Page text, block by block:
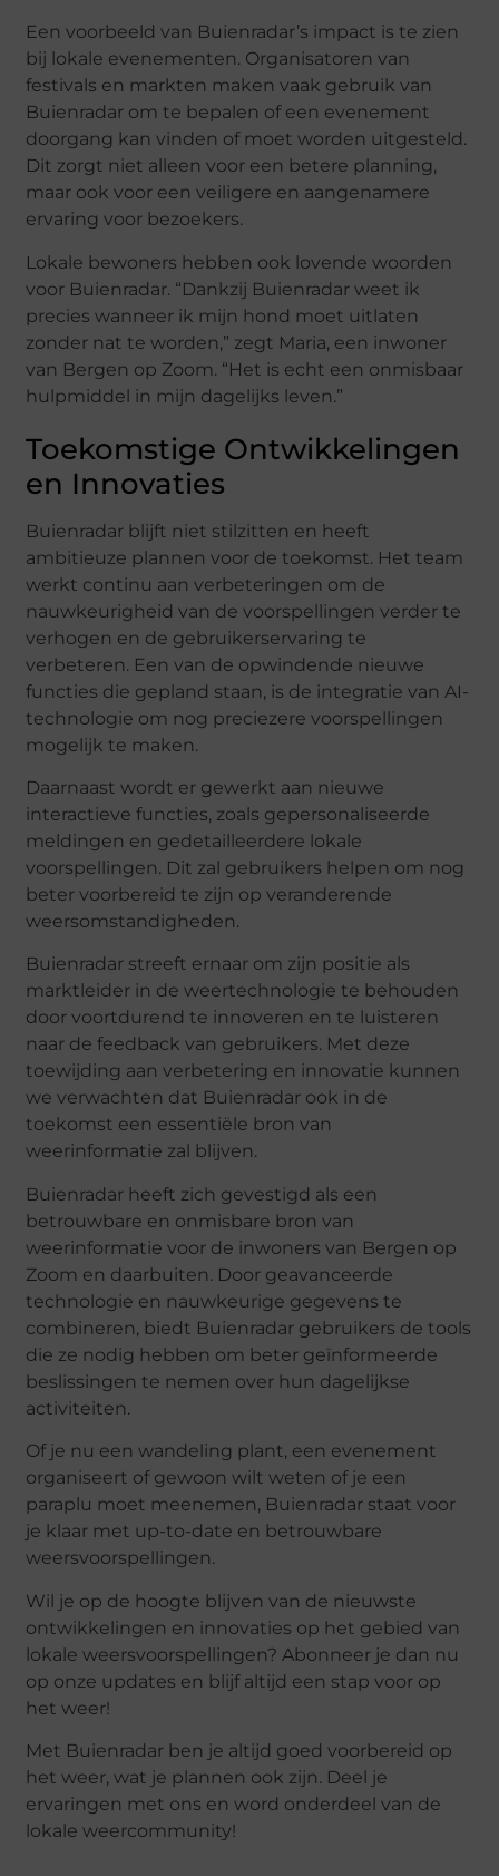
Een voorbeeld van Buienradar’s impact is te zien
bij lokale evenementen. Organisatoren van
festivals en markten maken vaak gebruik van
Buienradar om te bepalen of een evenement
doorgang kan vinden of moet worden uitgesteld.
Dit zorgt niet alleen voor een betere planning,
maar ook voor een veiligere en aangenamere
ervaring voor bezoekers.
Lokale bewoners hebben ook lovende woorden
voor Buienradar. “Dankzij Buienradar weet ik
precies wanneer ik mijn hond moet uitlaten
zonder nat te worden,” zegt Maria, een inwoner
van Bergen op Zoom. “Het is echt een onmisbaar
hulpmiddel in mijn dagelijks leven.”
Toekomstige Ontwikkelingen
en Innovaties
Buienradar blijft niet stilzitten en heeft
ambitieuze plannen voor de toekomst. Het team
werkt continu aan verbeteringen om de
nauwkeurigheid van de voorspellingen verder te
verhogen en de gebruikerservaring te
verbeteren. Een van de opwindende nieuwe
functies die gepland staan, is de integratie van AI-
technologie om nog preciezere voorspellingen
mogelijk te maken.
Daarnaast wordt er gewerkt aan nieuwe
interactieve functies, zoals gepersonaliseerde
meldingen en gedetailleerdere lokale
voorspellingen. Dit zal gebruikers helpen om nog
beter voorbereid te zijn op veranderende
weersomstandigheden.
Buienradar streeft ernaar om zijn positie als
marktleider in de weertechnologie te behouden
door voortdurend te innoveren en te luisteren
naar de feedback van gebruikers. Met deze
toewijding aan verbetering en innovatie kunnen
we verwachten dat Buienradar ook in de
toekomst een essentiële bron van
weerinformatie zal blijven.
Buienradar heeft zich gevestigd als een
betrouwbare en onmisbare bron van
weerinformatie voor de inwoners van Bergen op
Zoom en daarbuiten. Door geavanceerde
technologie en nauwkeurige gegevens te
combineren, biedt Buienradar gebruikers de tools
die ze nodig hebben om beter geïnformeerde
beslissingen te nemen over hun dagelijkse
activiteiten.
Of je nu een wandeling plant, een evenement
organiseert of gewoon wilt weten of je een
paraplu moet meenemen, Buienradar staat voor
je klaar met up-to-date en betrouwbare
weersvoorspellingen.
Wil je op de hoogte blijven van de nieuwste
ontwikkelingen en innovaties op het gebied van
lokale weersvoorspellingen? Abonneer je dan nu
op onze updates en blijf altijd een stap voor op
het weer!
Met Buienradar ben je altijd goed voorbereid op
het weer, wat je plannen ook zijn. Deel je
ervaringen met ons en word onderdeel van de
lokale weercommunity!